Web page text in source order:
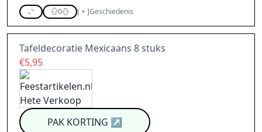
0 [+]Geschiedenis
Tafeldecoratie Mexicaans 8 stuks
€5,95
PAK KORTING ↗